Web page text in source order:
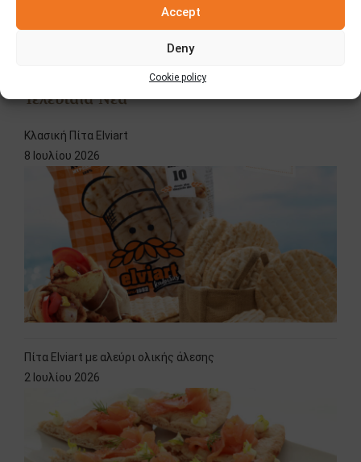
Accept
Deny
Cookie policy
Τελευταία Νέα
Κλασική Πίτα Elviart
8 Ιουλίου 2026
Πίτα Elviart με αλεύρι ολικής άλεσης
2 Ιουλίου 2026